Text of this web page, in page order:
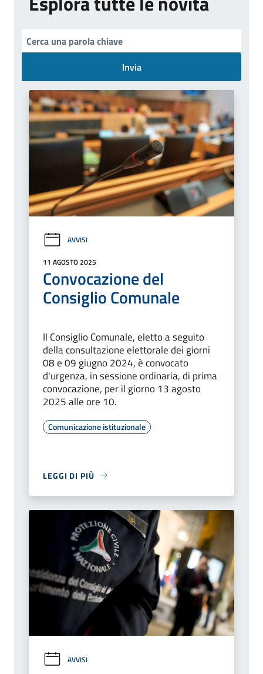
Invia
AVVISI
11 AGOSTO 2025
Convocazione del
Consiglio Comunale
Il Consiglio Comunale, eletto a seguito
della consultazione elettorale dei giorni
08 e 09 giugno 2024, è convocato
d'urgenza, in sessione ordinaria, di prima
convocazione, per il giorno 13 agosto
2025 alle ore 10.
Comunicazione istituzionale
LEGGI DI PIÙ
AVVISI